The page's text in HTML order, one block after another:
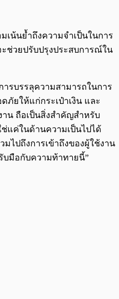
เน้นย้ำถึงความจำเป็นในการ
ช่วยปรับปรุงประสบการณ์ใน
รบรรลุความสามารถในการ
ภัยให้แก่กระเป๋าเงิน และ
น ถือเป็นสิ่งสำคัญสำหรับ
ช่แค่ในด้านความเป็นไปได้
ไปถึงการเข้าถึงของผู้ใช้งาน
บมือกับความท้าทายนี้”